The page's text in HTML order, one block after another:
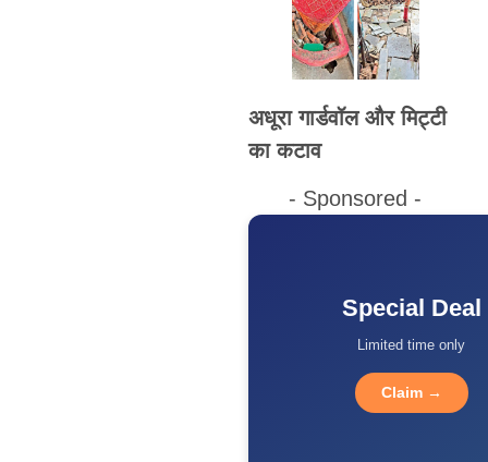
अधूरा गार्डवॉल और मिट्टी
का कटाव
- Sponsored -
Special Deal
Limited time only
Claim →